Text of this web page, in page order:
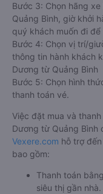
Bước 3: Chọn hãng
Quảng Bình, giờ khởi
quý khách muốn đi
Bước 4: Chọn vị trí/
thông tin hành khách
Dương từ Quảng Bình
Bước 5: Chọn hình
thanh toán vé.
Việc đặt mua và
Dương từ Quảng Bình
Vexere.com hỗ trợ
bao gồm:
Thanh toán
siêu thị gần nhà.